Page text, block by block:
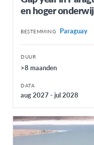
en hoger
BESTEMMING Paraguay
DUUR
>8 maanden
DATA
aug 2027 - jul 2028